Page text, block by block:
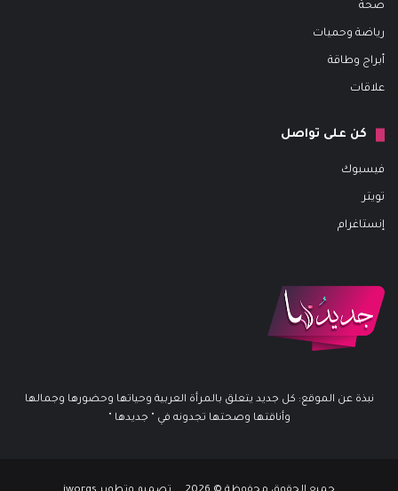
صحة
رياضة وحميات
أبراج وطاقة
علاقات
كن على تواصل
فيسبوك
تويتر
إنستاغرام
نبذة عن الموقع: كل جديد يتعلق بالمرأة العربية وحياتها وحضورها وجمالها
وأناقتها وصحتها تجدونه في " جديدها "